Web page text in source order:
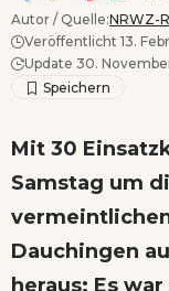
Autor / Quelle:NRWZ-
Veröffentlicht 13.
Update 30.
Mit 30
Samstag um
Dauchingen
heraus: Es